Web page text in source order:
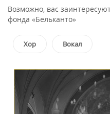
Возможно, вас
фонда «Бельканто»
Хор Вокал